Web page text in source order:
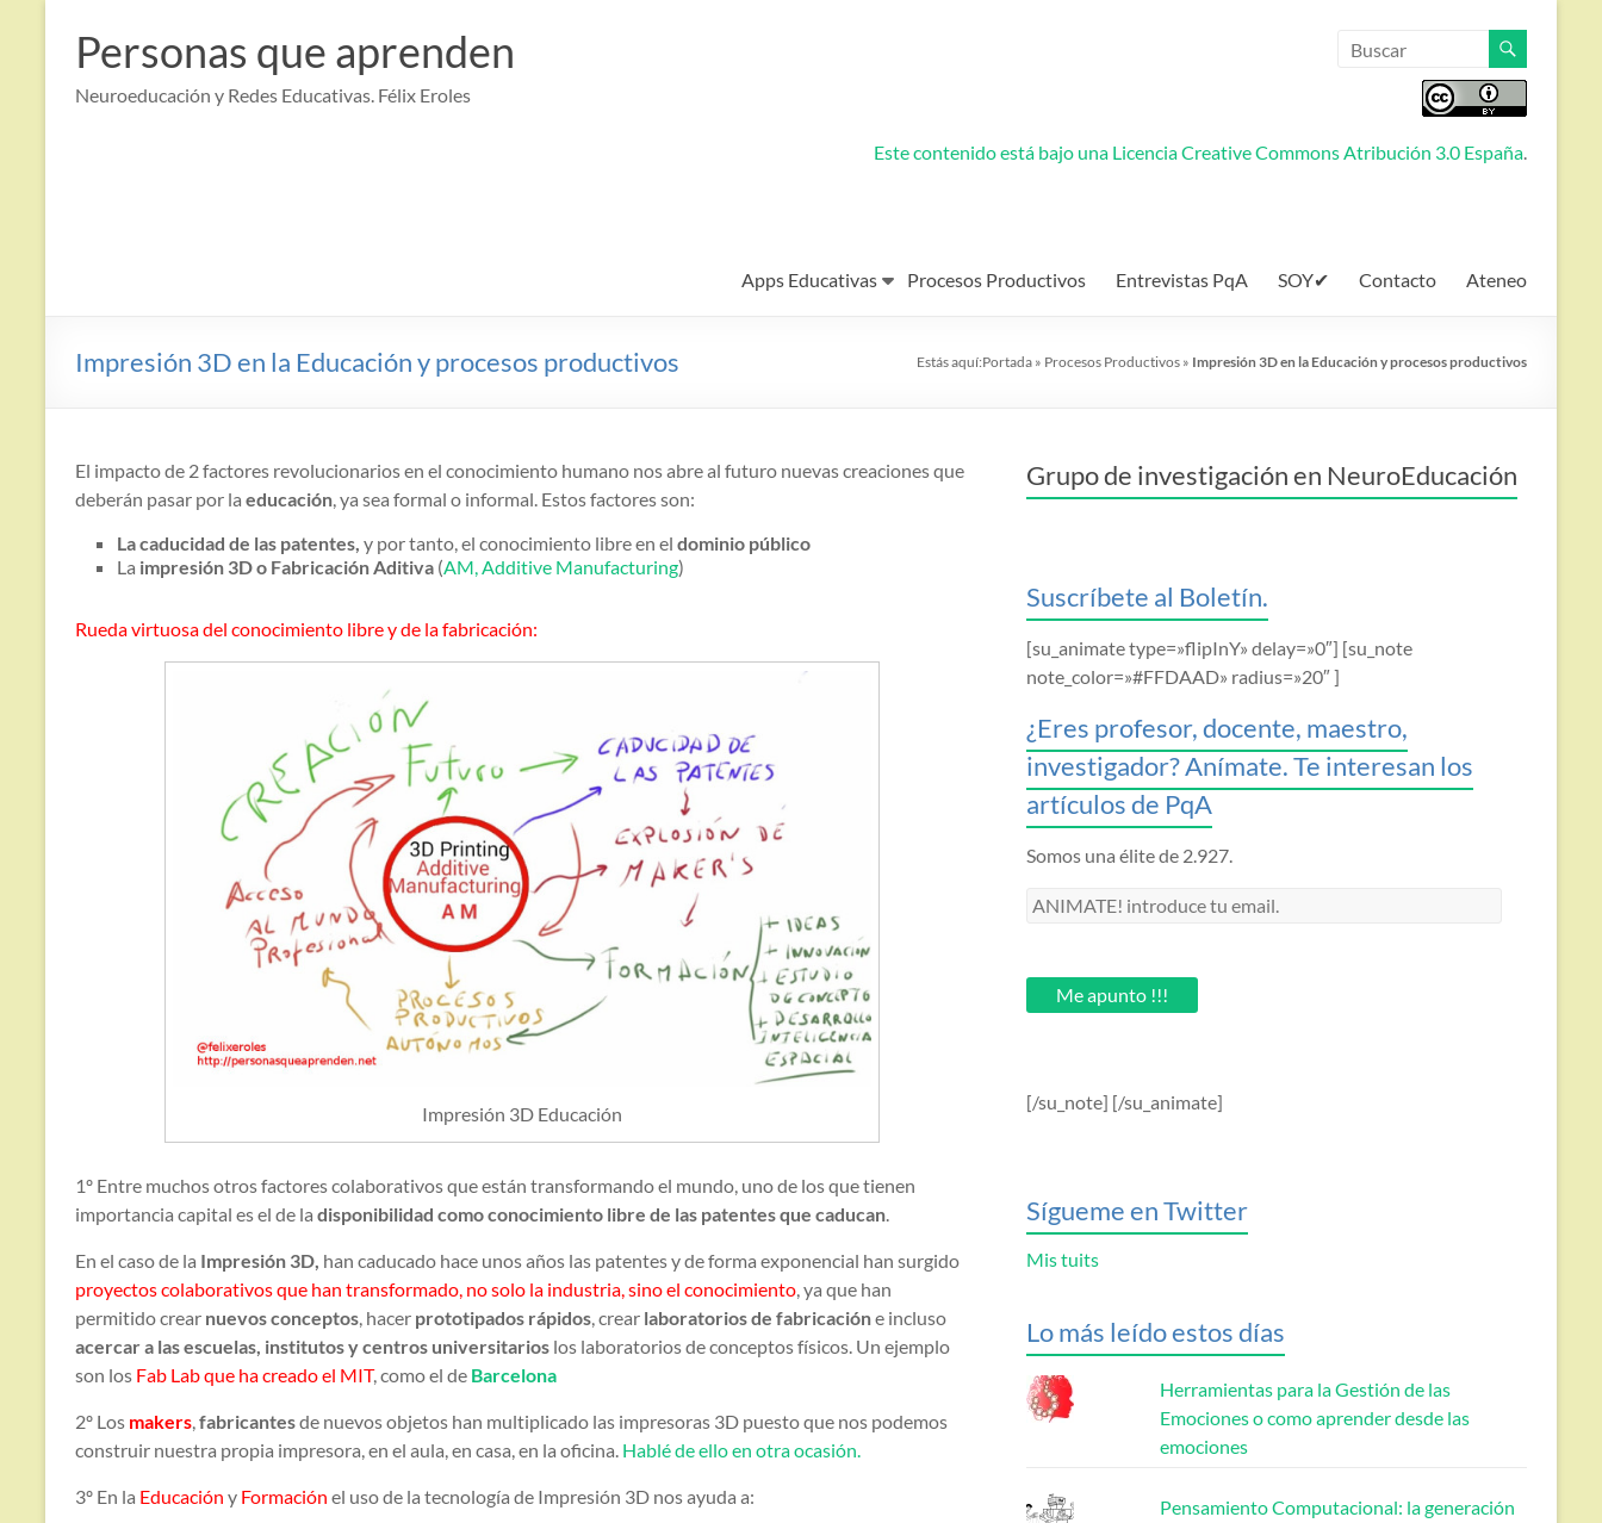
contenido
Personas que aprenden
Neuroeducación y Redes Educativas. Félix Eroles
Este contenido está bajo una Licencia Creative Commons Atribución 3.0 España.
Apps Educativas Procesos Productivos Entrevistas PqA SOY✔ Contacto Ateneo
Impresión 3D en la Educación y procesos productivos Estás aquí:Portada » Procesos Productivos » Impresión 3D en la Educación y procesos productivos
El impacto de 2 factores revolucionarios en el conocimiento humano nos abre al futuro nuevas creaciones que
deberán pasar por la educación, ya sea formal o informal. Estos factores son:
La caducidad de las patentes, y por tanto, el conocimiento libre en el dominio público
La impresión 3D o Fabricación Aditiva (AM, Additive Manufacturing)
Rueda virtuosa del conocimiento libre y de la fabricación:
Impresión 3D Educación
1º Entre muchos otros factores colaborativos que están transformando el mundo, uno de los que tienen
importancia capital es el de la disponibilidad como conocimiento libre de las patentes que caducan.
En el caso de la Impresión 3D, han caducado hace unos años las patentes y de forma exponencial han surgido
proyectos colaborativos que han transformado, no solo la industria, sino el conocimiento, ya que han
permitido crear nuevos conceptos, hacer prototipados rápidos, crear laboratorios de fabricacióne incluso
acercar a las escuelas, institutos y centros universitarios los laboratorios de conceptos físicos. Un ejemplo
son los Fab Lab que ha creado el MIT, como el de Barcelona
2º Los makers,fabricantesde nuevos objetos han multiplicado las impresoras 3D puesto que nos podemos
construir nuestra propia impresora, en el aula, en casa, en la oficina. Hablé de ello en otra ocasión.
3º En la Educación y Formación el uso de la tecnología de Impresión 3D nos ayuda a:
Grupo de investigación en NeuroEducación
Suscríbete al Boletín.
[su_animate type=»flipInY» delay=»0″] [su_note
note_color=»#FFDAAD» radius=»20″ ]
¿Eres profesor, docente, maestro,
investigador? Anímate. Te interesan los
artículos de PqA
Somos una élite de 2.927.
ANIMATE!
email.Me apunto !!!
[/su_note] [/su_animate]
Sígueme en Twitter
Mis tuits
Lo más leído estos días
Herramientas para la Gestión de las
Emociones o como aprender desde las
emociones
Pensamiento Computacional: la generación